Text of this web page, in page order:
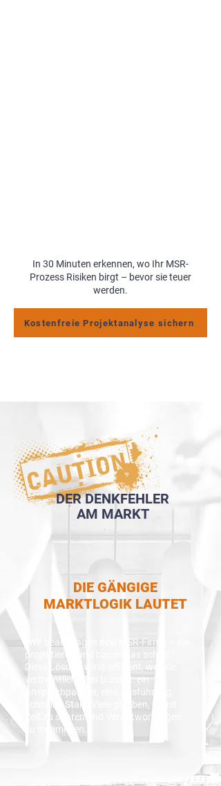
In 30 Minuten erkennen, wo Ihr MSR-
Prozess Risiken birgt – bevor sie teuer
werden.
Kostenfreie Projektanalyse sichern
DER DENKFEHLER
AM MARKT
DIE GÄNGIGE
MARKTLOGIK LAUTET
„Wir beauftragen eine MSR-Firma – die
projektieren und bauen das schon.“
Diese Lösung wirkt effizient, weil sie
vermeintlich alles bündelt: ein
Ansprechpartner, eine Ausführung,
schneller Start. Viele glauben, damit
Zeit zu sparen und Verantwortungen
zu minimieren.